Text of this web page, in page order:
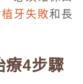
植牙失敗和長
療4步驟